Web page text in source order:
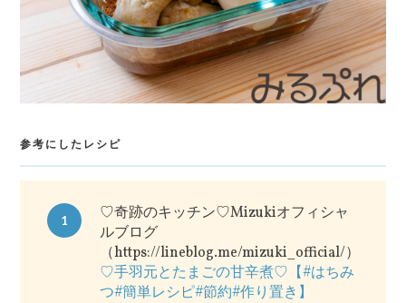
参考にしたレシピ
1
♡奇跡のキッチン♡Mizukiオフィシャ
ルブログ
（https://lineblog.me/mizuki_official/）
♡手羽元とたまごの甘辛煮♡【#はちみ
つ#簡単レシピ#節約#作り置き】